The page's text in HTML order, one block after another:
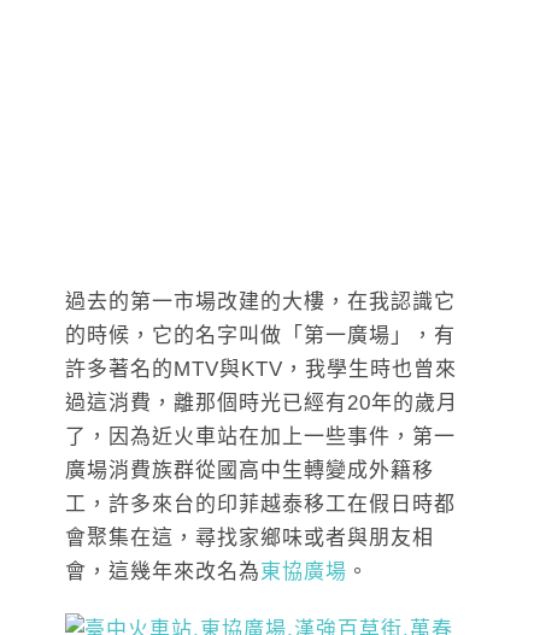
過去的第一市場改建的大樓，在我認識它
的時候，它的名字叫做「第一廣場」，有
許多著名的MTV與KTV，我學生時也曾來
過這消費，離那個時光已經有20年的歲月
了，因為近火車站在加上一些事件，第一
廣場消費族群從國高中生轉變成外籍移
工，許多來台的印菲越泰移工在假日時都
會聚集在這，尋找家鄉味或者與朋友相
會，這幾年來改名為東協廣場 。